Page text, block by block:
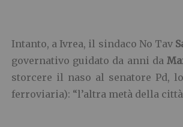
Intanto, a Ivrea, il sindaco No Tav
governativo guidato da anni da
storcere il naso al senatore Pd,
ferroviaria): “l’altra metà della